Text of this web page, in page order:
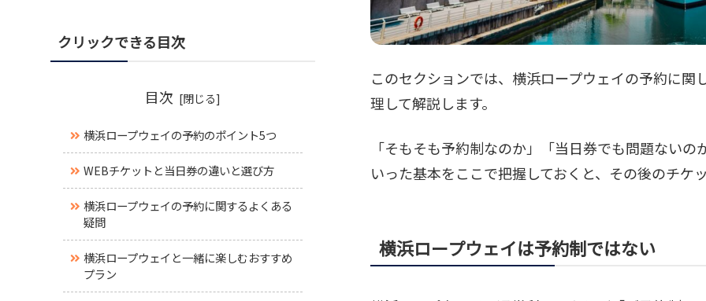
このセクションでは、横浜ロープウェイの予約に
理して解説します。
「そもそも予約制なのか」「当日券でも問題ない
いった基本をここで把握しておくと、その後のチケ
横浜ロープウェイは予約制ではない
クリックできる目次
目次
横浜ロープウェイの予約のポイント5つ
WEBチケットと当日券の違いと選び方
横浜ロープウェイの予約に関するよくある
疑問
横浜ロープウェイと一緒に楽しむおすすめ
プラン